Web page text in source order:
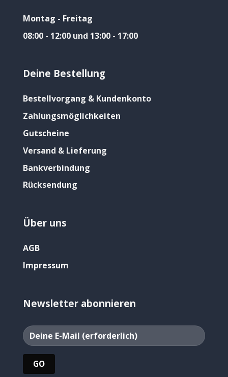
Montag - Freitag
08:00 - 12:00 und 13:00 - 17:00
Deine Bestellung
Bestellvorgang & Kundenkonto
Zahlungsmöglichkeiten
Gutscheine
Versand & Lieferung
Bankverbindung
Rücksendung
Über uns
AGB
Impressum
Newsletter abonnieren